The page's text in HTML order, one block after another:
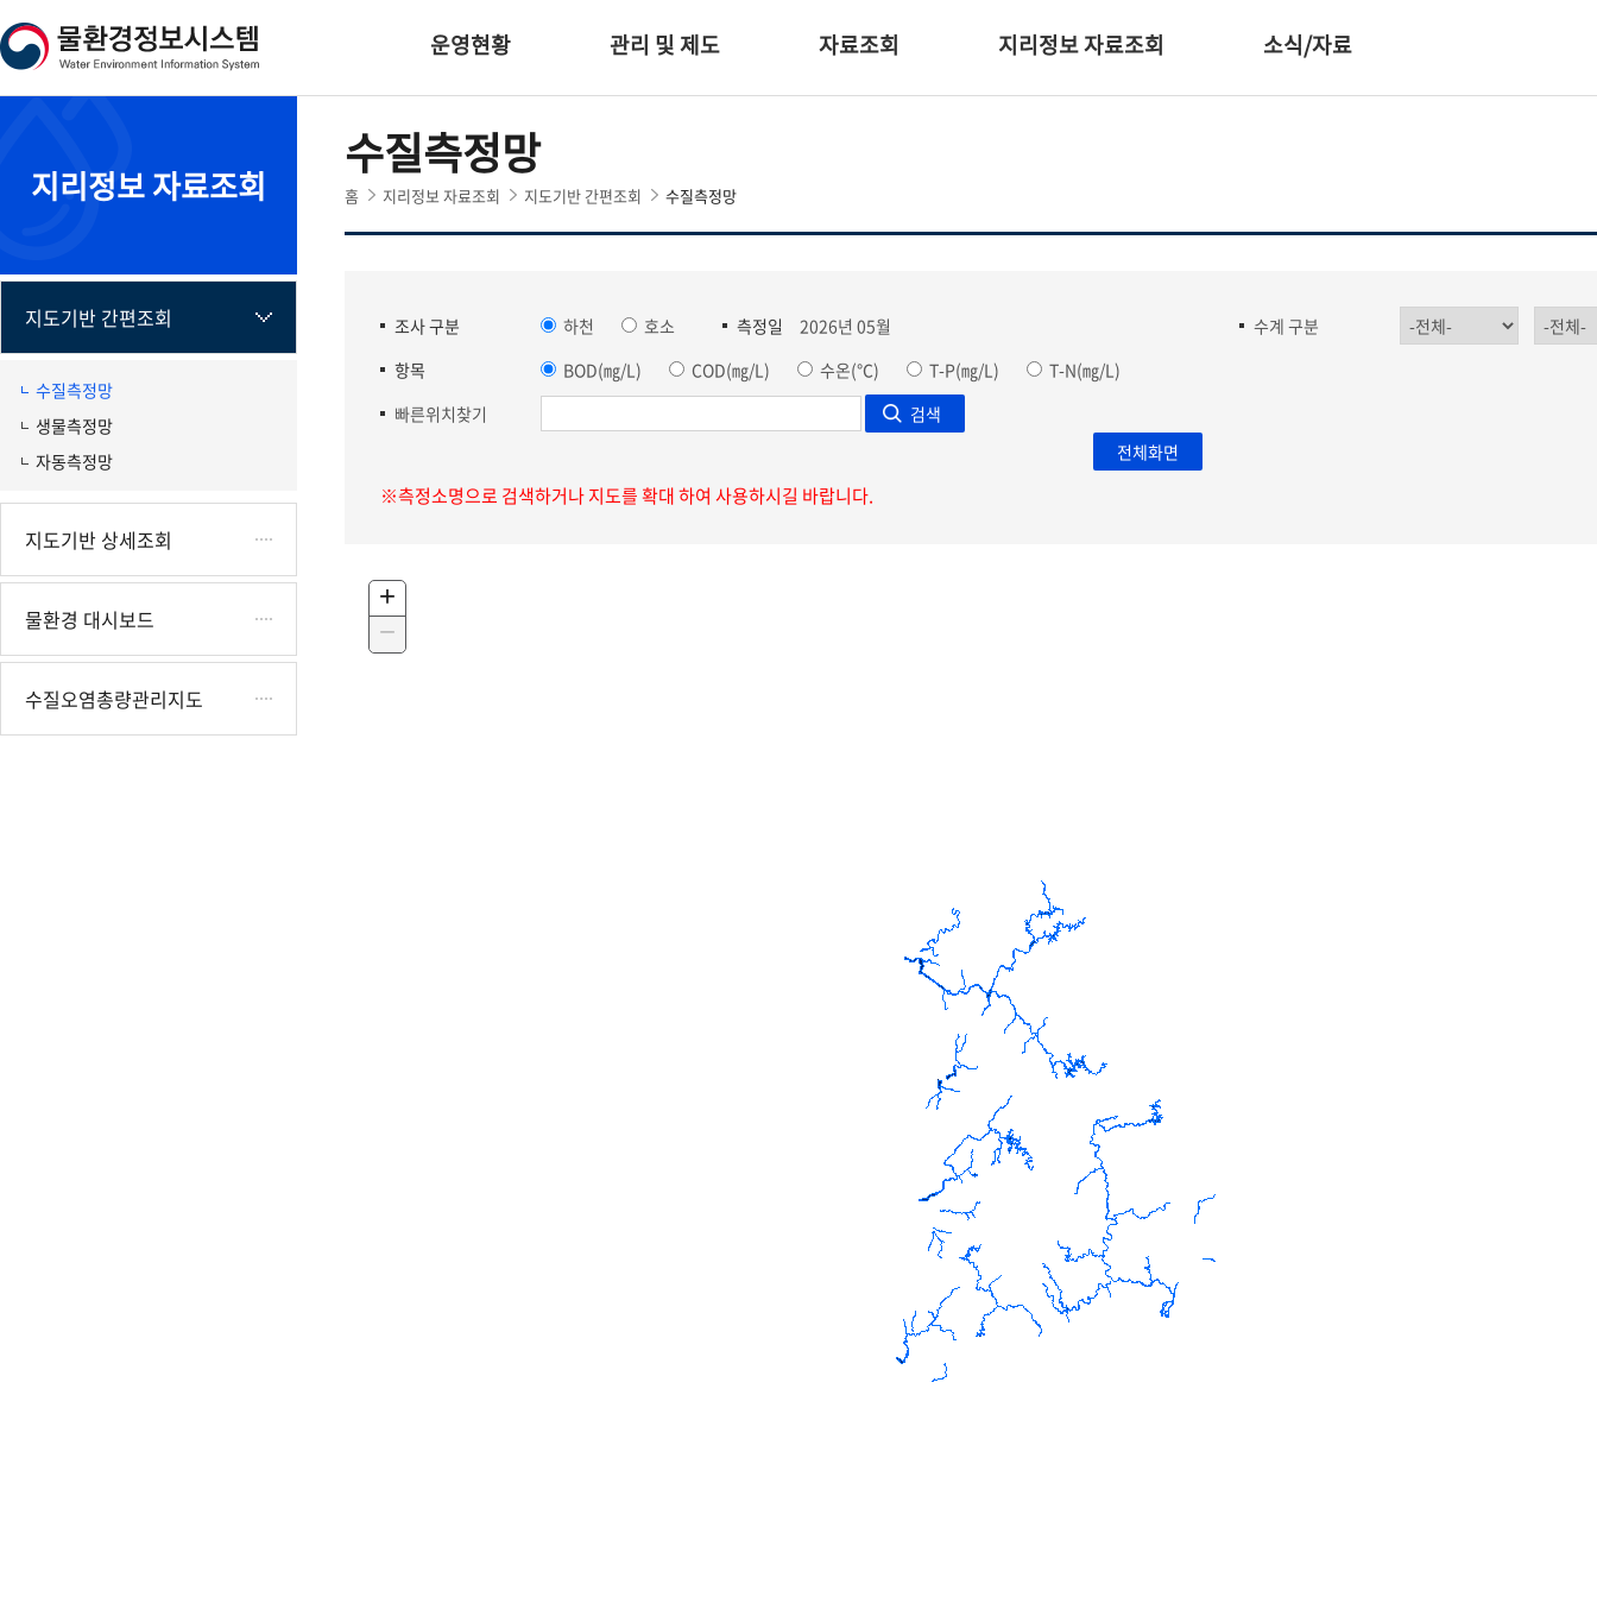
문
내
용
단
주
소
운영현황 관리 및 제도 자료조회 지리정보 자료조회 소식/자료
지리정보 자료조회
지도기반 간편조회
수질측정망
생물측정망
자동측정망
지도기반 상세조회
물환경 대시보드
수질오염총량관리지도
수질측정망
홈 지리정보 자료조회 지도기반 간편조회 수질측정망
조사 구분 하천 호소 측정일 2026년 05월
수계 구분
항목
BOD(㎎/L) COD(㎎/L) 수온(℃) T-P(㎎/L)
T-N(㎎/L)
빠른위치찾기
검색
전체화면
※측정소명으로 검색하거나 지도를 확대 하여 사용하시길 바랍니다.
+
In
−
Out